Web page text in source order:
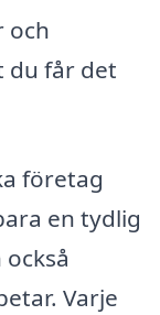
och
du får det
företag
en tydlig
Varje